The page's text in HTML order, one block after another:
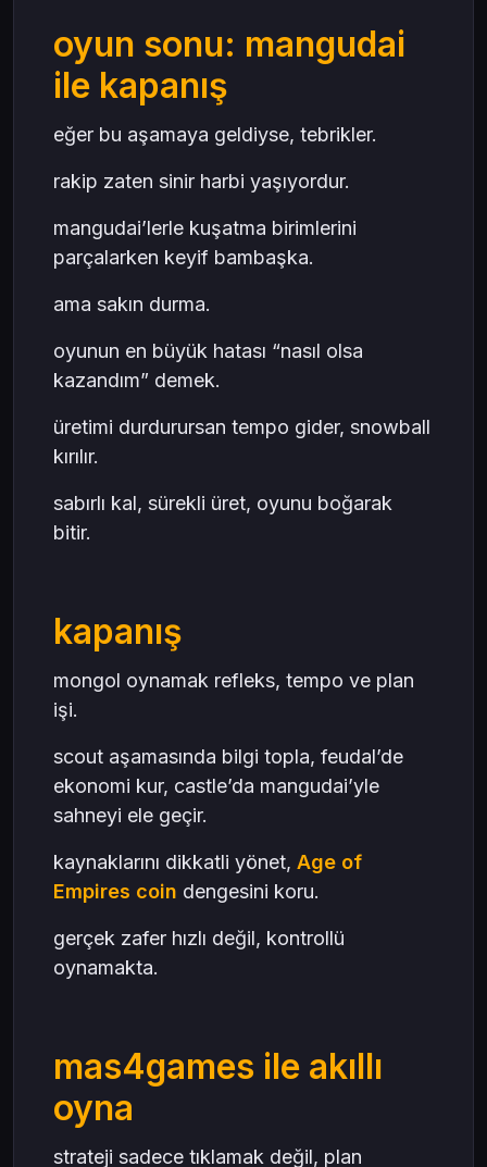
oyun sonu: mangudai
ile kapanış
eğer bu aşamaya geldiyse, tebrikler.
rakip zaten sinir harbi yaşıyordur.
mangudai’lerle kuşatma birimlerini
parçalarken keyif bambaşka.
ama sakın durma.
oyunun en büyük hatası “nasıl olsa
kazandım” demek.
üretimi durdurursan tempo gider, snowball
kırılır.
sabırlı kal, sürekli üret, oyunu boğarak
bitir.
kapanış
mongol oynamak refleks, tempo ve plan
işi.
scout aşamasında bilgi topla, feudal’de
ekonomi kur, castle’da mangudai’yle
sahneyi ele geçir.
kaynaklarını dikkatli yönet, Age of
Empires coin dengesini koru.
gerçek zafer hızlı değil, kontrollü
oynamakta.
mas4games ile akıllı
oyna
strateji sadece tıklamak değil, plan